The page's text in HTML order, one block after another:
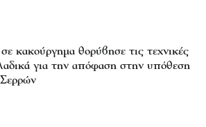
κακούργημα θορύβησε τις τεχνικές
για την απόφαση στην υπόθεση